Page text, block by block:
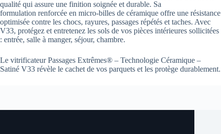
qualité qui assure une finition soignée et durable. Sa
formulation renforcée en micro-billes de céramique offre une résistance
optimisée contre les chocs, rayures, passages répétés et taches. Avec
V33, protégez et entretenez les sols de vos pièces intérieures sollicitées
: entrée, salle à manger, séjour, chambre.
Le vitrificateur Passages Extrêmes® – Technologie Céramique –
Satiné V33 révèle le cachet de vos parquets et les protège durablement.